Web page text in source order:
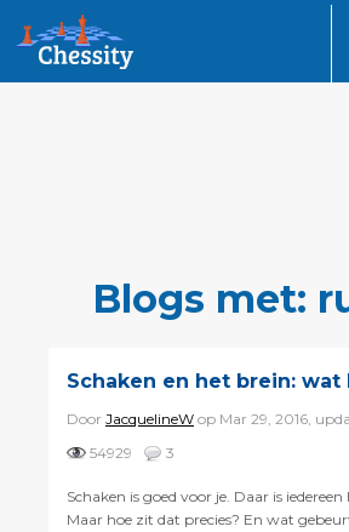
Blogs met:
Schaken en het brein: wat
Door JacquelineW op Mar 29, 2016,
54929
3
Schaken is goed voor je. Daar is iedereen
Maar hoe zit dat precies? En wat